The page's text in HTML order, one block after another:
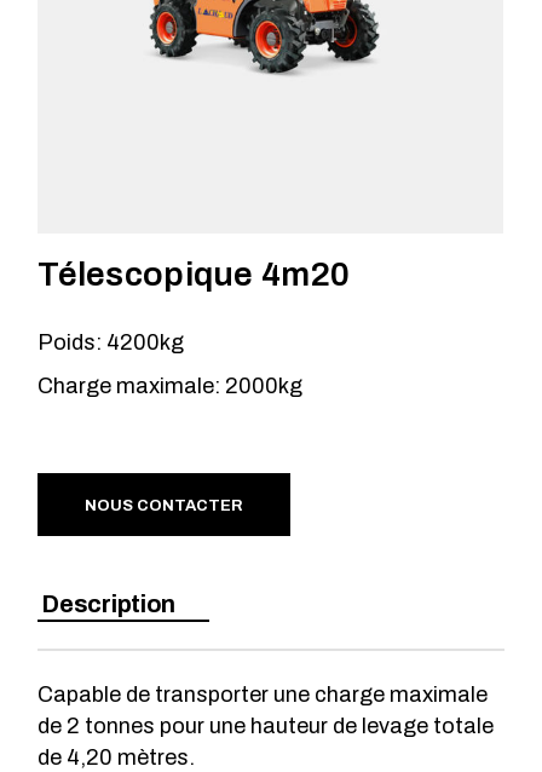
Télescopique 4m20
Poids: 4200kg
Charge maximale: 2000kg
NOUS CONTACTER
Description
Capable de transporter une charge maximale
de 2 tonnes pour une hauteur de levage totale
de 4,20 mètres.